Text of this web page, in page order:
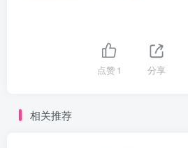
点赞1 分享
相关推荐